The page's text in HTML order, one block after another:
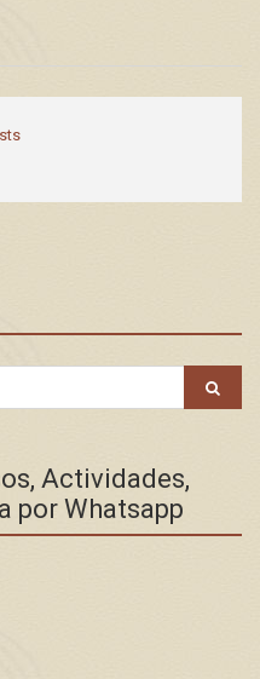
Actividades,
por Whatsapp